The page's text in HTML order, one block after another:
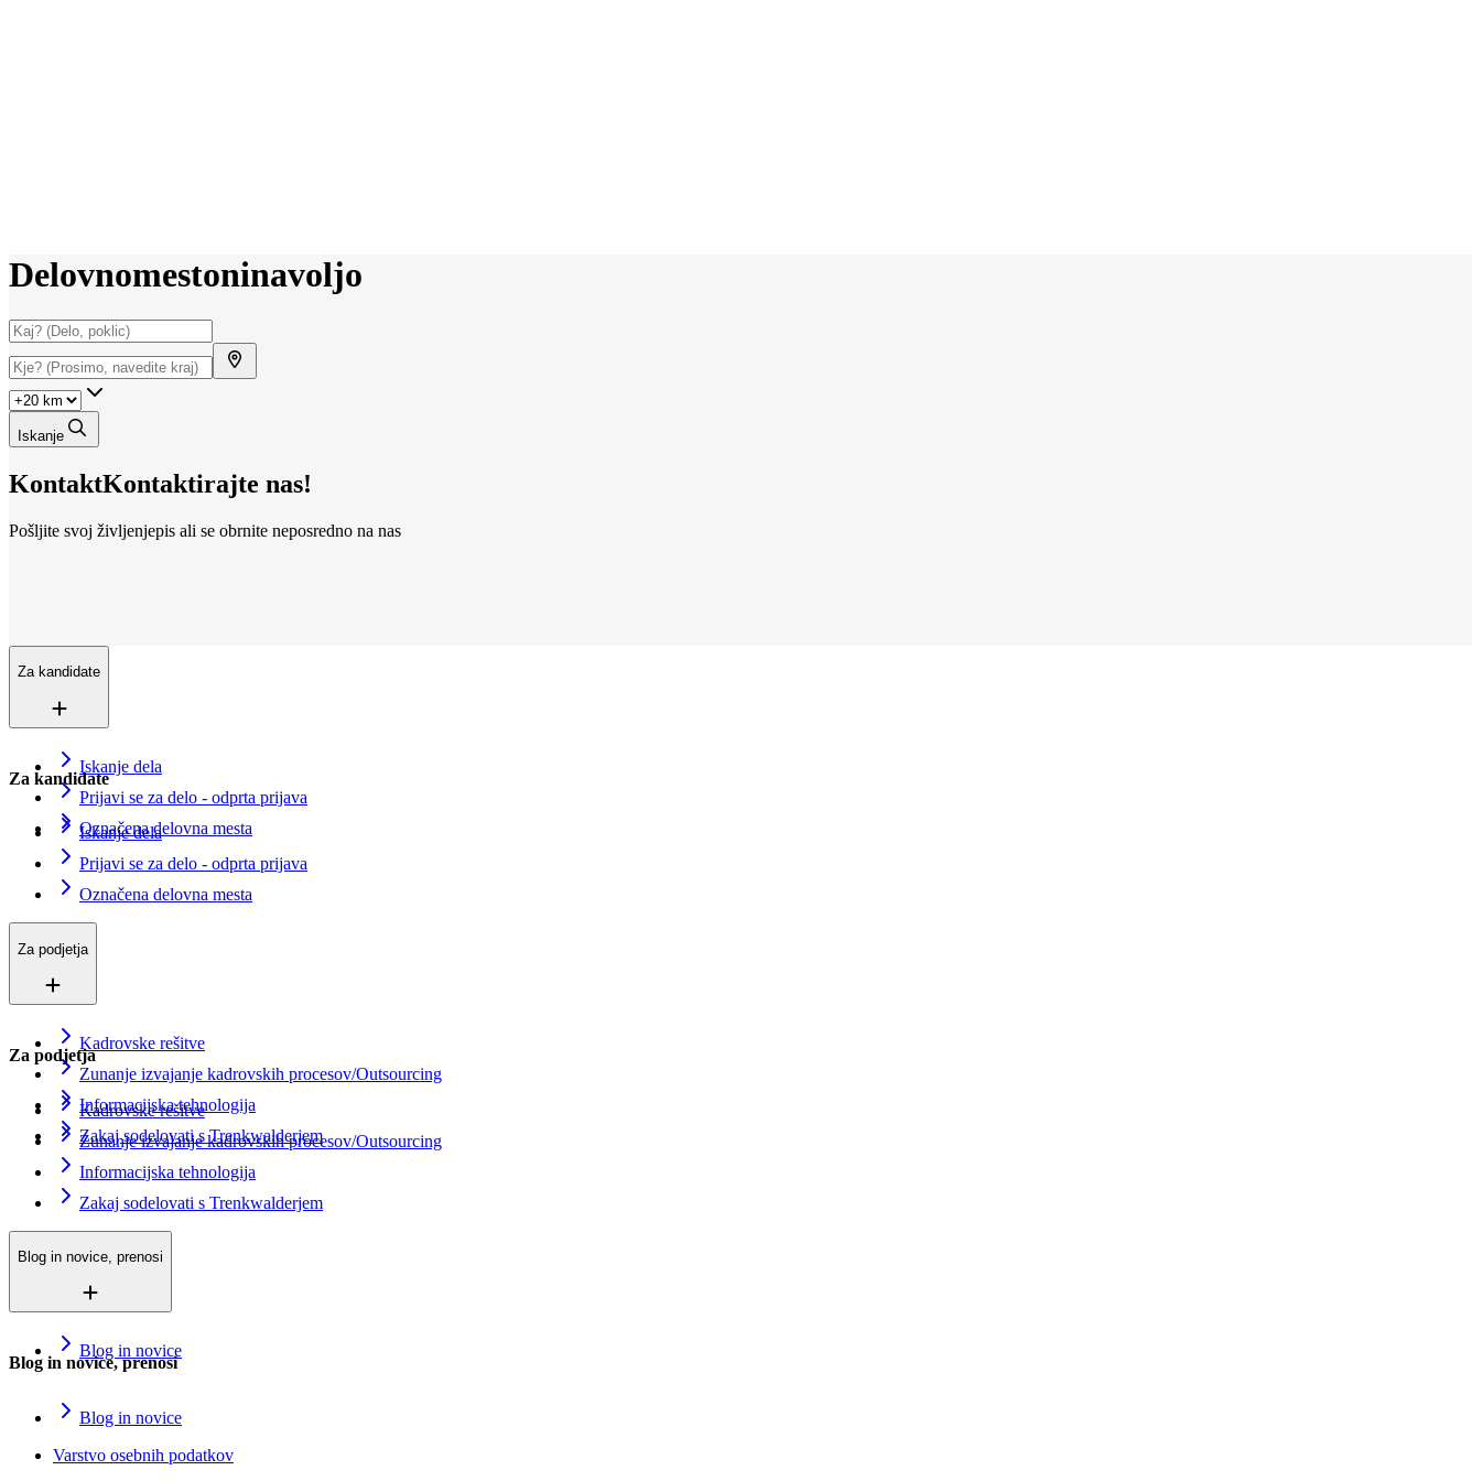
Delovnomestoninavoljo
Iskanje
KontaktKontaktirajte nas!
Pošljite svoj življenjepis ali se obrnite neposredno na nas
Za kandidate
Iskanje dela
Prijavi se za delo - odprta prijava
Označena delovna mesta
Za kandidate
Iskanje dela
Prijavi se za delo - odprta prijava
Označena delovna mesta
Za podjetja
Kadrovske rešitve
Zunanje izvajanje kadrovskih procesov/Outsourcing
Informacijska tehnologija
Zakaj sodelovati s Trenkwalderjem
Za podjetja
Kadrovske rešitve
Zunanje izvajanje kadrovskih procesov/Outsourcing
Informacijska tehnologija
Zakaj sodelovati s Trenkwalderjem
Blog in novice, prenosi
Blog in novice
Blog in novice, prenosi
Blog in novice
Varstvo osebnih podatkov